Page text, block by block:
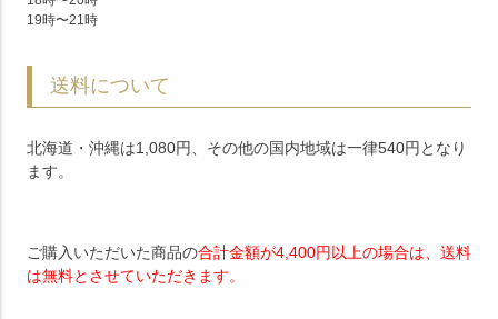
19時〜21時
送料について
北海道・沖縄は1,080円、その他の国内地域は一律540円となり
ます。
ご購入いただいた商品の合計金額が4,400円以上の場合は、送料
は無料とさせていただきます。